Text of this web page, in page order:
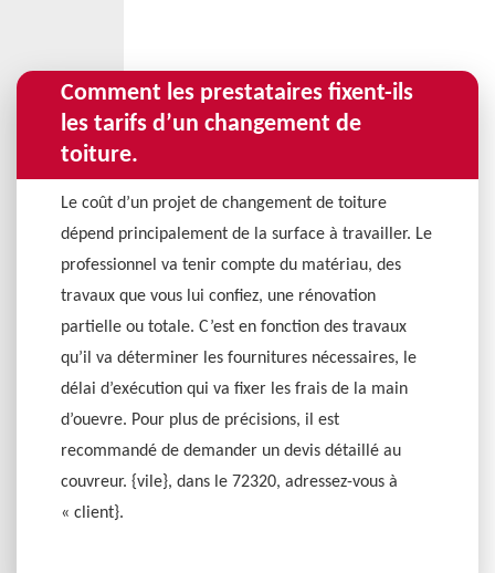
Comment les prestataires fixent-ils
les tarifs d’un changement de
toiture.
Le coût d’un projet de changement de toiture
dépend principalement de la surface à travailler. Le
professionnel va tenir compte du matériau, des
travaux que vous lui confiez, une rénovation
partielle ou totale. C’est en fonction des travaux
qu’il va déterminer les fournitures nécessaires, le
délai d’exécution qui va fixer les frais de la main
d’ouevre. Pour plus de précisions, il est
recommandé de demander un devis détaillé au
couvreur. {vile}, dans le 72320, adressez-vous à
« client}.